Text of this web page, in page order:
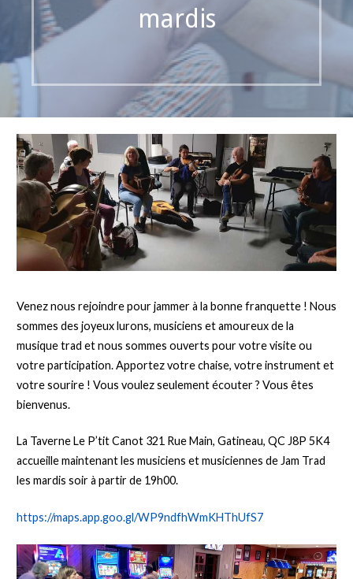
mardis
Venez nous rejoindre pour jammer à la bonne franquette ! Nous
sommes des joyeux lurons, musiciens et amoureux de la
musique trad et nous sommes ouverts pour votre visite ou
votre participation. Apportez votre chaise, votre instrument et
votre sourire ! Vous voulez seulement écouter ? Vous êtes
bienvenus.
La Taverne Le P’tit Canot 321 Rue Main, Gatineau, QC J8P 5K4
accueille maintenant les musiciens et musiciennes de Jam Trad
les mardis soir à partir de 19h00.
https://maps.app.goo.gl/WP9ndfhWmKHThUfS7